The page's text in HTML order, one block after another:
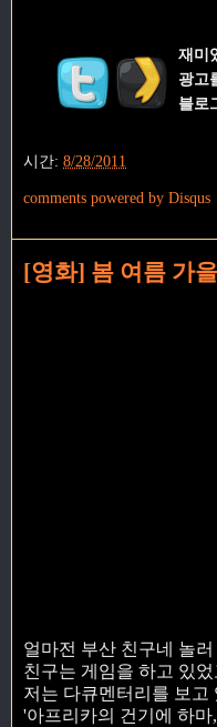
재미
광고
블로
시간: 8/28/2011
comments powered by Disqus
[영화] 봄 여름 가
얼마전 부산 친구네 놀러
친구는 게임을 하고 있었
저는 다큐멘터리를 보고
'아프리카의 건기에 하